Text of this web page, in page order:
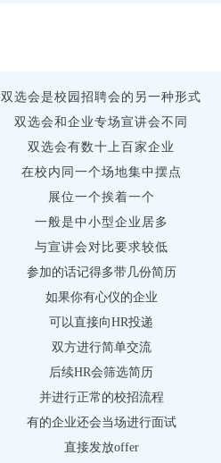
双选会是校园招聘会的另一种形式
双选会和企业专场宣讲会不同
双选会有数十上百家企业
在校内同一个场地集中摆点
展位一个挨着一个
一般是中小型企业居多
与宣讲会对比要求较低
参加的话记得多带几份简历
如果你有心仪的企业
可以直接向HR投递
双方进行简单交流
后续HR会筛选简历
并进行正常的校招流程
有的企业还会当场进行面试
直接发放offer